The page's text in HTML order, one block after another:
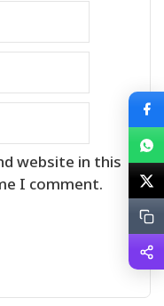
website in this
I comment.